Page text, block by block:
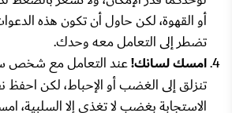
أو القهوة، لكن حاول أن تكون هذه
تضطر إلى التعامل معه وحدك.
امسك لسانك!عند التعامل مع شخص
تنزلق إلى الغضب أو الإحباط، لكن
الاستجابة بغضب لا تغذي إلا